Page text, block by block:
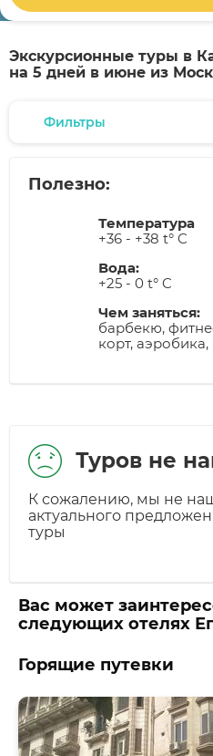
Экскурсионные туры в
на 5 дней в июне из
Фильтры
Полезно:
Температура
+36 - +38 t° C
Вода:
+25 - 0 t° C
Чем заняться:
барбекю,
корт,
Туров не
К сожалению, мы не
актуального
туры
Вас может
следующих отелях
Горящие путевки